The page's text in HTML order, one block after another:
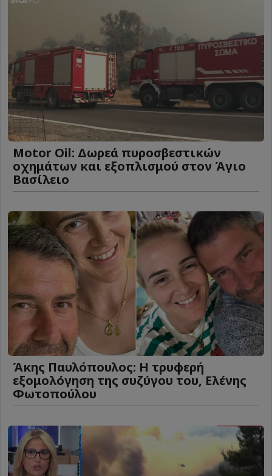
Motor Oil: Δωρεά πυροσβεστικών
οχημάτων και εξοπλισμού στον Άγιο
Βασίλειο
Άκης Παυλόπουλος: Η τρυφερή
εξομολόγηση της συζύγου του, Ελένης
Φωτοπούλου